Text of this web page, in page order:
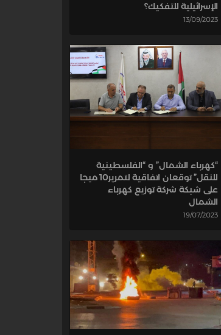
الإسرائيلية للتفكيك؟
13/09/2023
“كهرباء الشمال” و “الفلسطينية
للنقل” توقعان اتفاقية لتمرير10 ميجا
على شبكة شركة توزيع كهرباء
الشمال
19/07/2023